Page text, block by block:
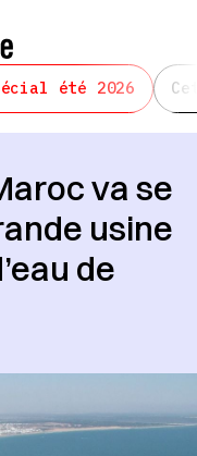
été 2026
va se
usine
de